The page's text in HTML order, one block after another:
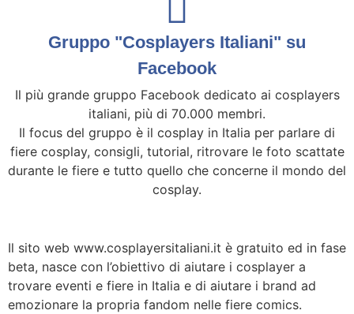
Gruppo "Cosplayers Italiani" su
Facebook
Il più grande gruppo Facebook dedicato ai cosplayers
italiani, più di 70.000 membri.
Il focus del gruppo è il cosplay in Italia per parlare di
fiere cosplay, consigli, tutorial, ritrovare le foto scattate
durante le fiere e tutto quello che concerne il mondo del
cosplay.
Il sito web www.cosplayersitaliani.it è gratuito ed in fase
beta, nasce con l’obiettivo di aiutare i cosplayer a
trovare eventi e fiere in Italia e di aiutare i brand ad
emozionare la propria fandom nelle fiere comics.